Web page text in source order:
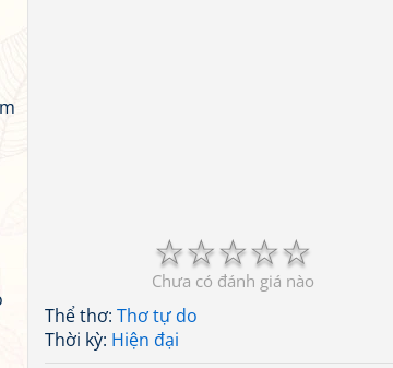
☆
☆
☆
☆
☆
Chưa có đánh giá nào
Thể thơ: Thơ tự do
Thời kỳ: Hiện đại